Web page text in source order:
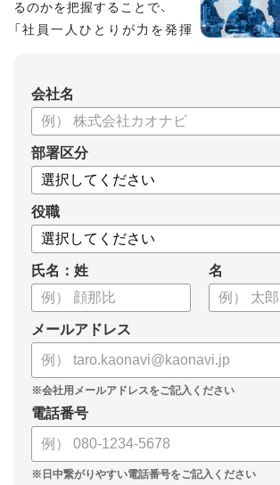
るのかを把握することで、
「社員一人ひとりが力を発揮
この資料では、戦略的な人材の配置と育成
理について解説します。
会社名
部署区分
役職
氏名：姓 名
メールアドレス
電話番号